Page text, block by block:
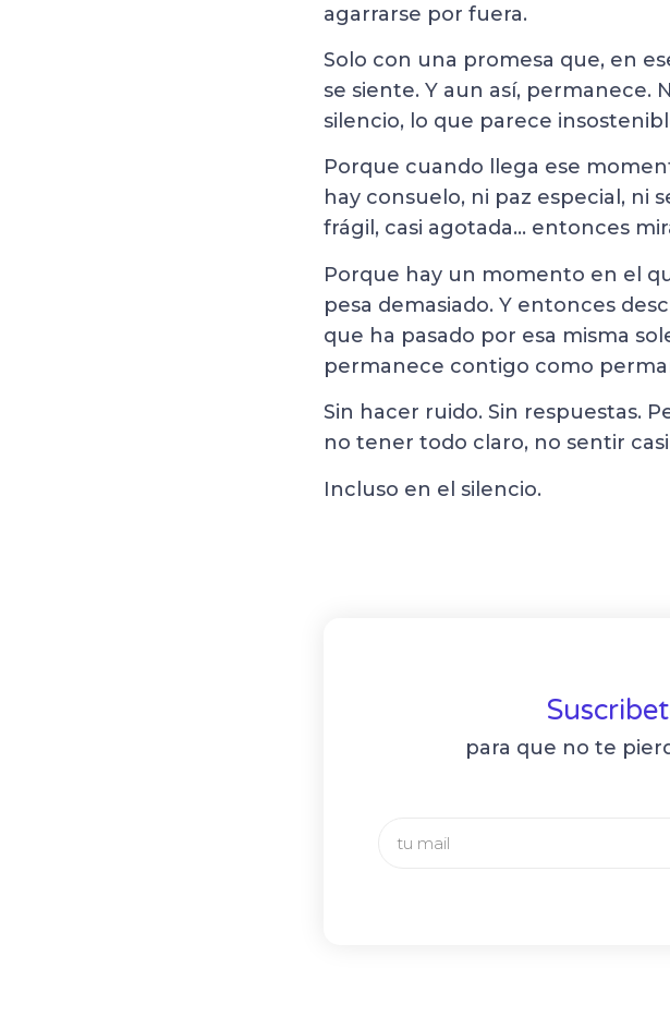
agarrarse por fuera.
Solo con una promesa que, en
se siente. Y aun así, permanece.
silencio, lo que parece
Porque cuando llega ese
hay consuelo, ni paz especial, ni
frágil, casi agotada… entonces
Porque hay un momento en el
pesa demasiado. Y entonces
que ha pasado por esa misma
permanece contigo como
Sin hacer ruido. Sin respuestas.
no tener todo claro, no sentir
Incluso en el silencio.
para que no te